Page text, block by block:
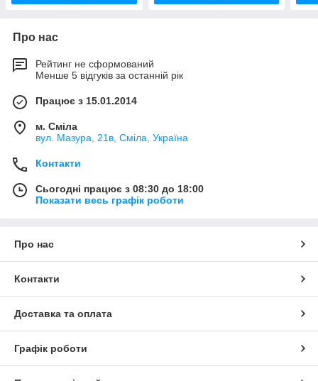
Про нас
Рейтинг не сформований
Менше 5 відгуків за останній рік
Працює з 15.01.2014
м. Сміла
вул. Мазура, 21в, Сміла, Україна
Контакти
Сьогодні працює з 08:30 до 18:00
Показати весь графік роботи
Про нас
Контакти
Доставка та оплата
Графік роботи